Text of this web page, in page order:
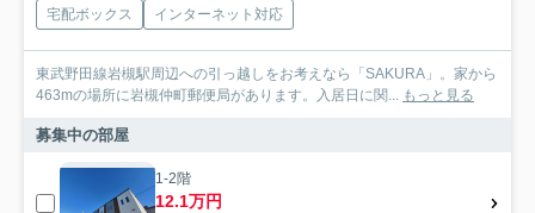
宅配ボックス インターネット対応
東武野田線岩槻駅周辺への引っ越しをお考えなら「SAKURA」。家から
463mの場所に岩槻仲町郵便局があります。入居日に関... もっと見る
募集中の部屋
1-2階
12.1万円